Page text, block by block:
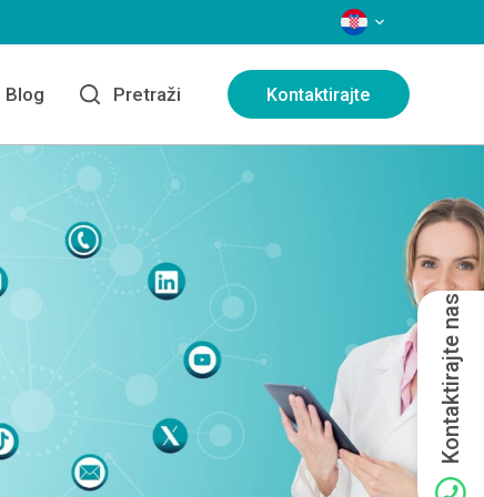
JEZICI
Blog Pretraži Kontaktirajte
Kontaktirajte nas